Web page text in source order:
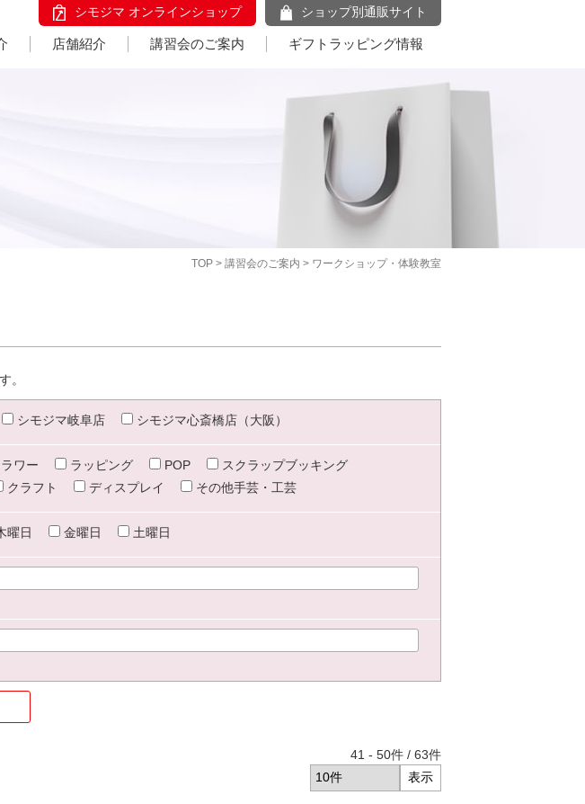
シモジマ オンラインショップ ショップ別通販サイト
店舗紹介 講習会のご案内 ギフトラッピング情報
TOP > 講習会のご案内 > ワークショップ・体験教室
。
シモジマ岐阜店 シモジマ心斎橋店（大阪）
ワー ラッピング POP
スクラップブッキング
クラフト ディスプレイ その他手芸・工芸
曜日 金曜日 土曜日
41 - 50件 / 63件